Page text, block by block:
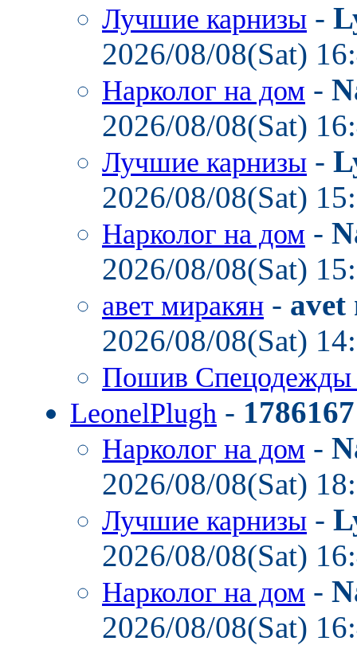
Лучшие карнизы -
2026/08/08(Sat)
Нарколог на дом -
2026/08/08(Sat)
Лучшие карнизы -
2026/08/08(Sat)
Нарколог на дом -
2026/08/08(Sat)
авет миракян - avet
2026/08/08(Sat)
Пошив
LeonelPlugh -
Нарколог на дом -
2026/08/08(Sat)
Лучшие карнизы -
2026/08/08(Sat)
Нарколог на дом -
2026/08/08(Sat)